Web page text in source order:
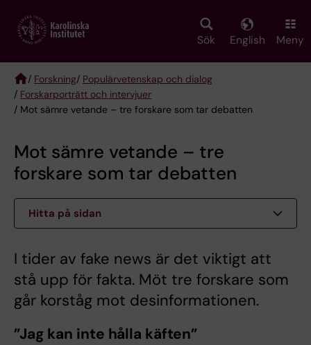
main
Sök English Meny
Breadcrumb
/ Forskning/ Populärvetenskap och dialog
/ Forskarporträtt och intervjuer
/ Mot sämre vetande – tre forskare som tar debatten
Mot sämre vetande – tre
forskare som tar debatten
Hitta på sidan
I tider av fake news är det viktigt att
stå upp för fakta. Möt tre forskare som
går korståg mot desinformationen.
”Jag kan inte hålla käften”